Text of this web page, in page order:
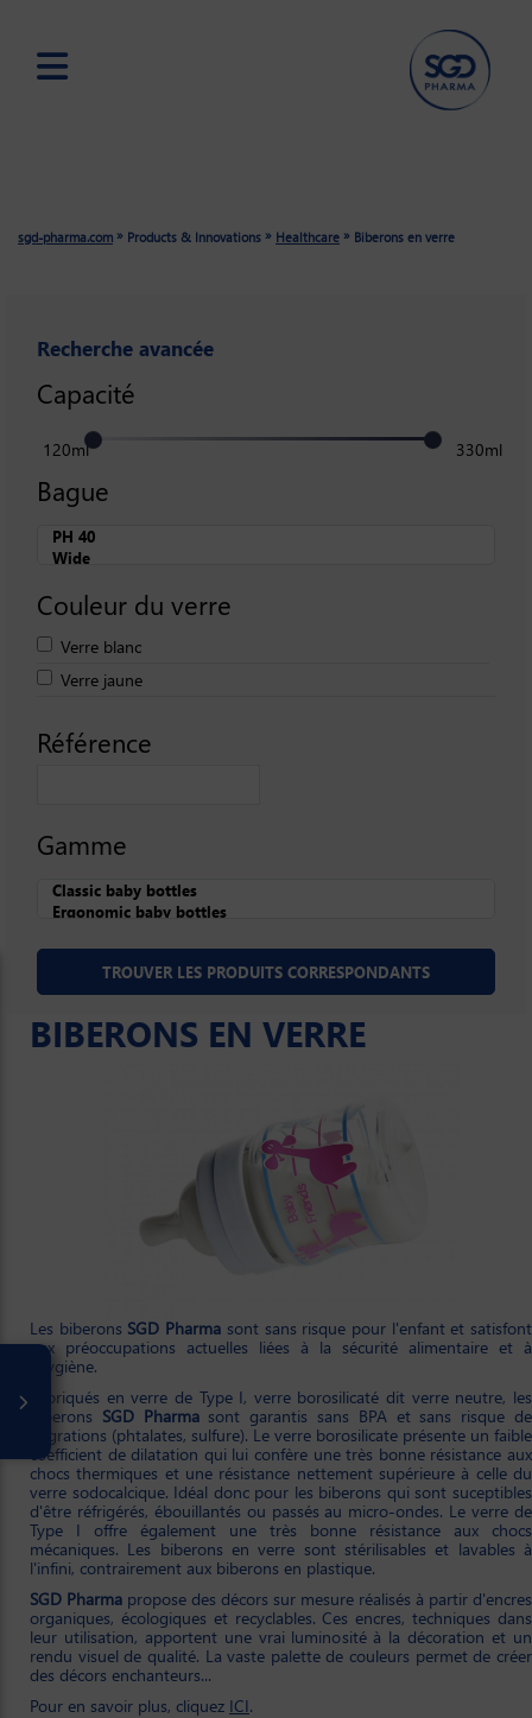
sgd-pharma.com » Products & Innovations » Healthcare » Biberons en verre
Recherche avancée
120ml
Capacité
330ml
Bague
Couleur du verre
Verre blanc
Verre jaune
Référence
Gamme
BIBERONS EN VERRE
Les biberons SGD Pharma sont sans risque pour l'enfant et satisfont
aux préoccupations actuelles liées à la sécurité alimentaire et à
l'hygiène.
Fabriqués en verre de Type I, verre borosilicaté dit verre neutre, les
biberons SGD Pharma sont garantis sans BPA et sans risque de
migrations (phtalates, sulfure). Le verre borosilicate présente un faible
coefficient de dilatation qui lui confère une très bonne résistance aux
chocs thermiques et une résistance nettement supérieure à celle du
verre sodocalcique. Idéal donc pour les biberons qui sont suceptibles
d'être réfrigérés, ébouillantés ou passés au micro-ondes. Le verre de
Type I offre également une très bonne résistance aux chocs
mécaniques. Les biberons en verre sont stérilisables et lavables à
l'infini, contrairement aux biberons en plastique.
SGD Pharma propose des décors sur mesure réalisés à partir d'encres
organiques, écologiques et recyclables. Ces encres, techniques dans
leur utilisation, apportent une vrai luminosité à la décoration et un
rendu visuel de qualité. La vaste palette de couleurs permet de créer
des décors enchanteurs...
Pour en savoir plus, cliquez ICI.